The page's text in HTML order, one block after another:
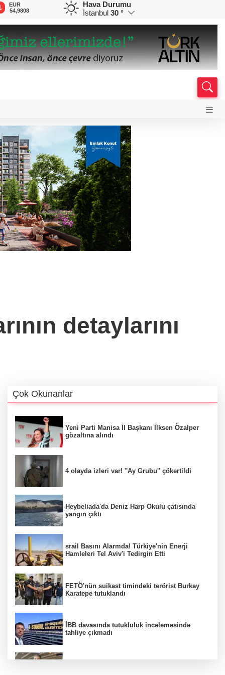
EUR
54,9808
GBP
64,1854
CHF
58,6713
Hava Durumu
İstanbul 30 °
detaylarını
Çok Okunanlar
Yeni Parti Manisa İl Başkanı İlksen Özalper
gözaltına alındı
4 olayda izleri var! ''Ay Grubu'' çökertildi
Heybeliada'da Deniz Harp Okulu çatısında
yangın çıktı
srail Basını Alarmda! Türkiye'nin Enerji
Hamleleri Tel Aviv'i Tedirgin Etti
FETÖ'nün suikast timindeki terörist Burkay
Karatepe tutuklandı
İBB davasında tutukluluk incelemesinde
tahliye çıkmadı